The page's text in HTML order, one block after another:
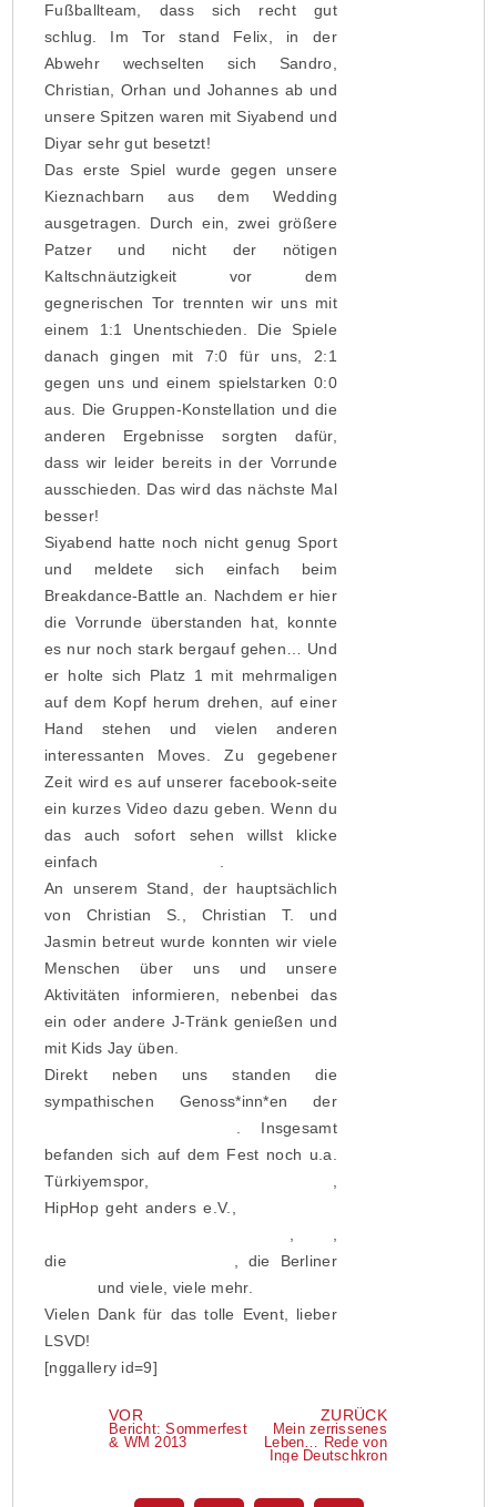
Fußballteam, dass sich recht gut
schlug. Im Tor stand Felix, in der
Abwehr wechselten sich Sandro,
Christian, Orhan und Johannes ab und
unsere Spitzen waren mit Siyabend und
Diyar sehr gut besetzt!
Das erste Spiel wurde gegen unsere
Kieznachbarn aus dem Wedding
ausgetragen. Durch ein, zwei größere
Patzer und nicht der nötigen
Kaltschnäutzigkeit vor dem
gegnerischen Tor trennten wir uns mit
einem 1:1 Unentschieden. Die Spiele
danach gingen mit 7:0 für uns, 2:1
gegen uns und einem spielstarken 0:0
aus. Die Gruppen-Konstellation und die
anderen Ergebnisse sorgten dafür,
dass wir leider bereits in der Vorrunde
ausschieden. Das wird das nächste Mal
besser!
Siyabend hatte noch nicht genug Sport
und meldete sich einfach beim
Breakdance-Battle an. Nachdem er hier
die Vorrunde überstanden hat, konnte
es nur noch stark bergauf gehen… Und
er holte sich Platz 1 mit mehrmaligen
auf dem Kopf herum drehen, auf einer
Hand stehen und vielen anderen
interessanten Moves. Zu gegebener
Zeit wird es auf unserer facebook-seite
ein kurzes Video dazu geben. Wenn du
das auch sofort sehen willst klicke
einfach
.
An unserem Stand, der hauptsächlich
von Christian S., Christian T. und
Jasmin betreut wurde konnten wir viele
Menschen über uns und unsere
Aktivitäten informieren, nebenbei das
ein oder andere J-Tränk genießen und
mit Kids Jay üben.
Direkt neben uns standen die
sympathischen Genoss*inn*en der
. Insgesamt
befanden sich auf dem Fest noch u.a.
Türkiyemspor,
,
HipHop geht anders e.V.,
,
,
die
, die Berliner
und viele, viele mehr.
Vielen Dank für das tolle Event, lieber
LSVD!
[nggallery id=9]
VOR
Bericht: Sommerfest
& WM 2013
ZURÜCK
Mein zerrissenes
Leben… Rede von
Inge Deutschkron